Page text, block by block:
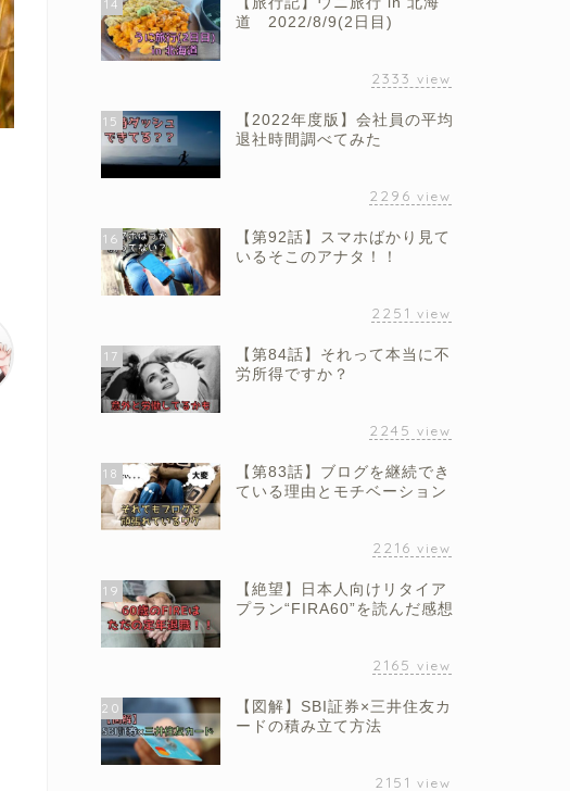
14
道 2022/8/9(2日目)
2333 view
15
【2022年度版】会社員の平均
退社時間調べてみた
2296 view
16
【第92話】スマホばかり見て
いるそこのアナタ！！
2251 view
17
【第84話】それって本当に不
労所得ですか？
2245 view
18
【第83話】ブログを継続でき
ている理由とモチベーション
2216 view
19
【絶望】日本人向けリタイア
プラン“FIRA60”を読んだ感想
2165 view
20
【図解】SBI証券×三井住友カ
ードの積み立て方法
2151 view